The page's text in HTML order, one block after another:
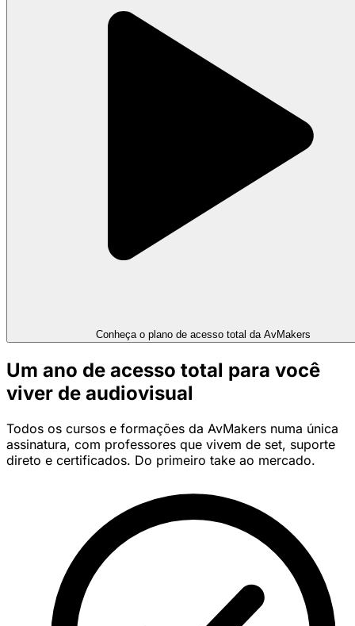
Conheça o plano de acesso total da AvMakers
Um ano de acesso total para você
viver de audiovisual
Todos os cursos e formações da AvMakers numa única
assinatura, com professores que vivem de set, suporte
direto e certificados. Do primeiro take ao mercado.